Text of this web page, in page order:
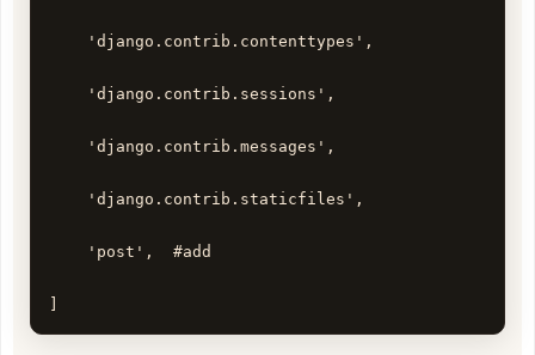
    'django.contrib.contenttypes',
    'django.contrib.sessions',
    'django.contrib.messages',
    'django.contrib.staticfiles',
    'post',  #add